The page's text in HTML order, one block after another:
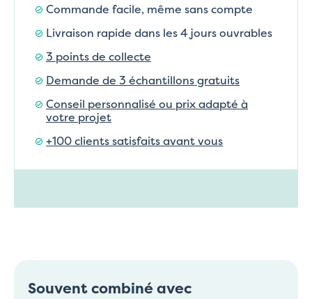
Commande facile, même sans compte
Livraison rapide dans les 4 jours ouvrables
3 points de collecte
Demande de 3 échantillons gratuits
Conseil personnalisé ou prix adapté à
votre projet
+100 clients satisfaits avant vous
Souvent combiné avec